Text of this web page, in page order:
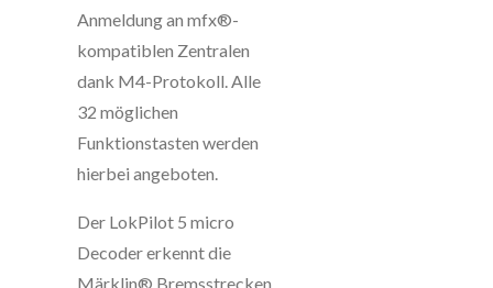
Anmeldung an mfx®-
kompatiblen Zentralen
dank M4-Protokoll. Alle
32 möglichen
Funktionstasten werden
hierbei angeboten.
Der LokPilot 5 micro
Decoder erkennt die
Märklin® Bremsstrecken